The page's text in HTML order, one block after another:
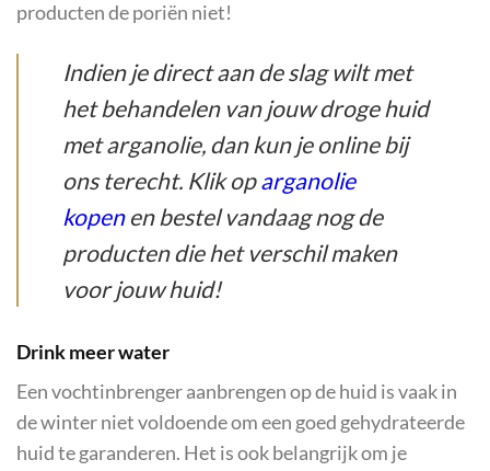
producten de poriën niet!
Indien je direct aan de slag wilt met
het behandelen van jouw droge huid
met arganolie, dan kun je online bij
ons terecht. Klik oparganolie
kopenen bestel vandaag nog de
producten die het verschil maken
voor jouw huid!
Drink meer water
Een vochtinbrenger aanbrengen op de huid is vaak in
de winter niet voldoende om een goed gehydrateerde
huid te garanderen. Het is ook belangrijk om je